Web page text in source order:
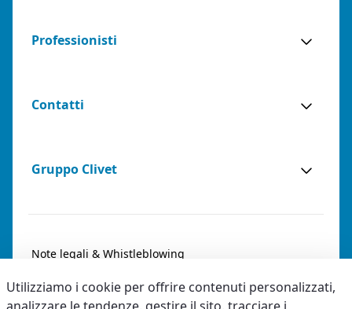
Professionisti
Contatti
Gruppo Clivet
Note legali & Whistleblowing
Privacy & Cookies
Utilizziamo i cookie per offrire contenuti personalizzati,